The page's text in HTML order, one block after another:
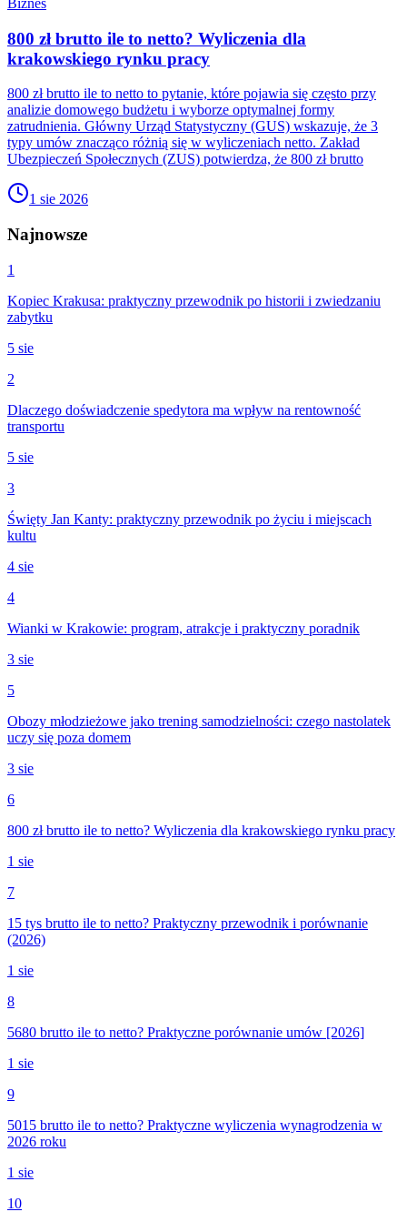
800 zł brutto ile to netto? Wyliczenia dla
krakowskiego rynku pracy
800 zł brutto ile to netto to pytanie, które pojawia się często przy
analizie domowego budżetu i wyborze optymalnej formy
zatrudnienia. Główny Urząd Statystyczny (GUS) wskazuje, że 3
typy umów znacząco różnią się w wyliczeniach netto. Zakład
Ubezpieczeń Społecznych (ZUS) potwierdza, że 800 zł brutto
1 sie 2026
Najnowsze
1
Kopiec Krakusa: praktyczny przewodnik po historii i zwiedzaniu
zabytku
5 sie
2
Dlaczego doświadczenie spedytora ma wpływ na rentowność
transportu
5 sie
3
Święty Jan Kanty: praktyczny przewodnik po życiu i miejscach
kultu
4 sie
4
Wianki w Krakowie: program, atrakcje i praktyczny poradnik
3 sie
5
Obozy młodzieżowe jako trening samodzielności: czego nastolatek
uczy się poza domem
3 sie
6
800 zł brutto ile to netto? Wyliczenia dla krakowskiego rynku pracy
1 sie
7
15 tys brutto ile to netto? Praktyczny przewodnik i porównanie
(2026)
1 sie
8
5680 brutto ile to netto? Praktyczne porównanie umów [2026]
1 sie
9
5015 brutto ile to netto? Praktyczne wyliczenia wynagrodzenia w
2026 roku
1 sie
10